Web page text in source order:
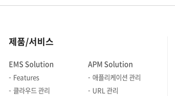
제품/서비스
EMS Solution
Features
클라우드 관리
APM Solution
애플리케이션 관리
URL 관리